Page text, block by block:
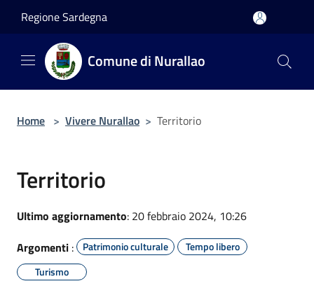
Regione Sardegna
Comune di Nurallao
Home > Vivere Nurallao > Territorio
Territorio
Ultimo aggiornamento: 20 febbraio 2024, 10:26
Argomenti : Patrimonio culturale
Tempo libero
Turismo